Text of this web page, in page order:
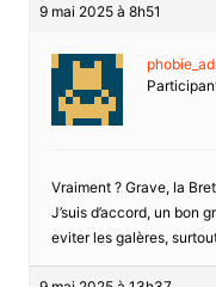
9 mai 2025 à 8h51
Vraiment ? Grave, la
J’suis d’accord, un bon
eviter les galères,